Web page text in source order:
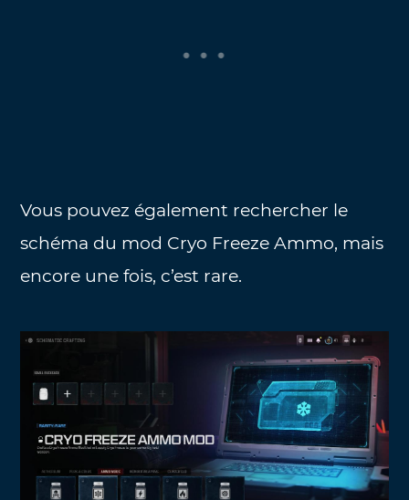
Vous pouvez également rechercher le
schéma du mod Cryo Freeze Ammo, mais
encore une fois, c’est rare.